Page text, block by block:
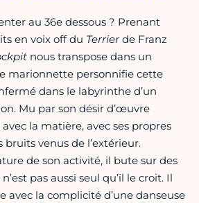
au 36e dessous ? Prenant
en voix off du Terrierde Franz
nous transpose dans un
marionnette personnifie cette
dans le labyrinthe d’un
Mu par son désir d’œuvre
la matière, avec ses propres
bruits venus de l’extérieur.
de son activité, il bute sur des
pas aussi seul qu’il le croit. Il
avec la complicité d’une danseuse